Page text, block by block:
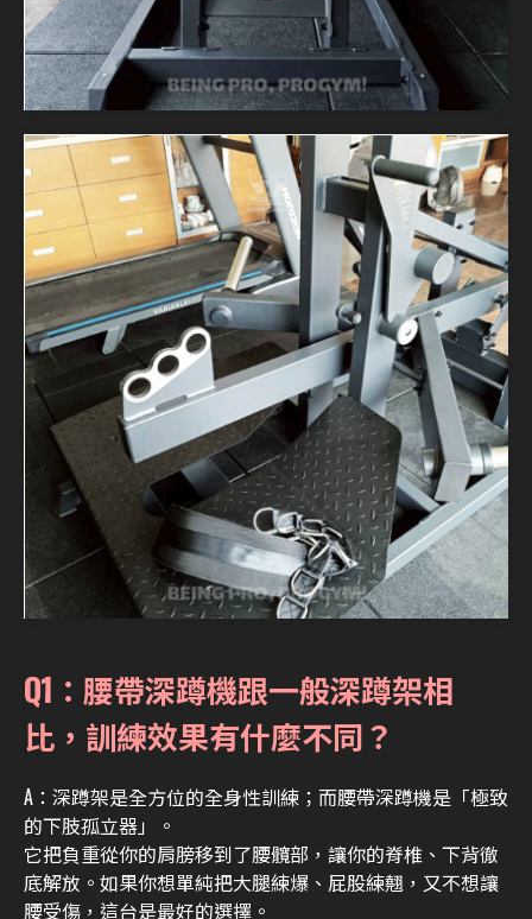
Q1：腰帶深蹲機跟一般深蹲架相
比，訓練效果有什麼不同？
A： 深蹲架是全方位的全身性訓練；而腰帶深蹲機是「極致
的下肢孤立器」。
它把負重從你的肩膀移到了腰髖部，讓你的脊椎、下背徹
底解放。如果你想單純把大腿練爆、屁股練翹，又不想讓
腰受傷，這台是最好的選擇。